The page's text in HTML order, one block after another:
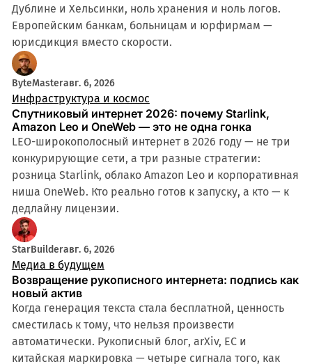
Дублине и Хельсинки, ноль хранения и ноль логов.
Европейским банкам, больницам и юрфирмам —
юрисдикция вместо скорости.
ByteMasterавг. 6, 2026
Инфраструктура и космос
Спутниковый интернет 2026: почему Starlink,
Amazon Leo и OneWeb — это не одна гонка
LEO-широкополосный интернет в 2026 году — не три
конкурирующие сети, а три разные стратегии:
розница Starlink, облако Amazon Leo и корпоративная
ниша OneWeb. Кто реально готов к запуску, а кто — к
дедлайну лицензии.
StarBuilderавг. 6, 2026
Медиа в будущем
Возвращение рукописного интернета: подпись как
новый актив
Когда генерация текста стала бесплатной, ценность
сместилась к тому, что нельзя произвести
автоматически. Рукописный блог, arXiv, ЕС и
китайская маркировка — четыре сигнала того, как